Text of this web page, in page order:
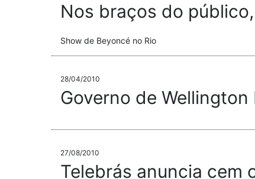
Nos braços do
Show de Beyoncé no Rio
28/04/2010
Governo de
27/08/2010
Telebrás anuncia cem